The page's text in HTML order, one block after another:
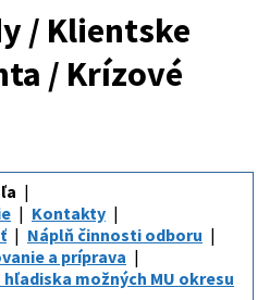
/ Klientske
/ Krízové
Kontakty
Náplň činnosti odboru
a príprava
možných MU okresu